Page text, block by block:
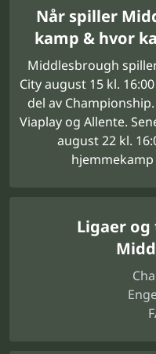
Når spiller
kamp & hvor
Middlesbrough
City august 15 kl.
del av
Viaplay og Allente.
august 22 kl.
Ligaer